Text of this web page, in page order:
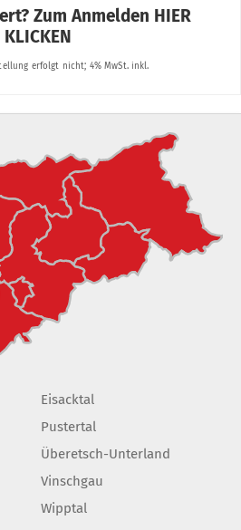
Eisacktal
Pustertal
Überetsch-Unterland
Vinschgau
Wipptal